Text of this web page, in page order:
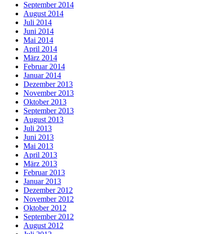
September 2014
August 2014
Juli 2014
Juni 2014
Mai 2014
April 2014
März 2014
Februar 2014
Januar 2014
Dezember 2013
November 2013
Oktober 2013
September 2013
August 2013
Juli 2013
Juni 2013
Mai 2013
April 2013
März 2013
Februar 2013
Januar 2013
Dezember 2012
November 2012
Oktober 2012
September 2012
August 2012